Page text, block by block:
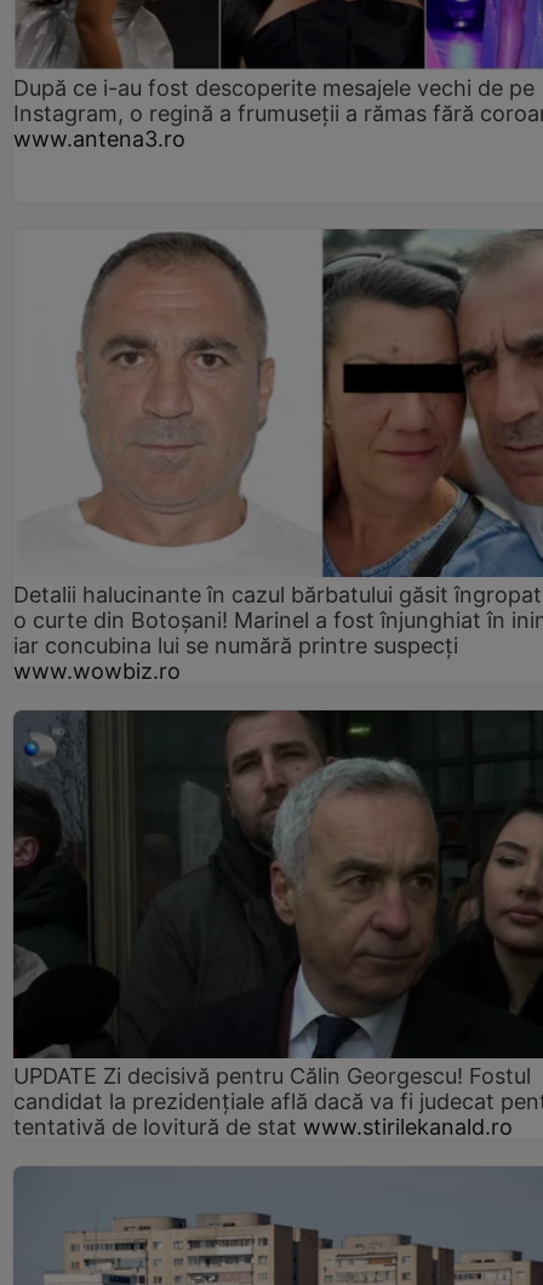
După ce i-au fost descoperite mesajele vechi de pe
Instagram, o regină a frumuseții a rămas fără
www.antena3.ro
Detalii halucinante în cazul bărbatului găsit
o curte din Botoșani! Marinel a fost înjunghiat în
iar concubina lui se numără printre suspecți
www.wowbiz.ro
UPDATE Zi decisivă pentru Călin Georgescu! Fostul
candidat la prezidențiale află dacă va fi judecat
tentativă de lovitură de stat www.stirilekanald.ro